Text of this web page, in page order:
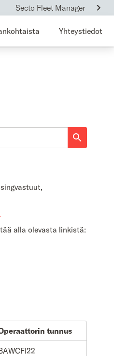
Secto Fleet Manager
Yhteystiedot
alla olevasta linkistä:
tunnus